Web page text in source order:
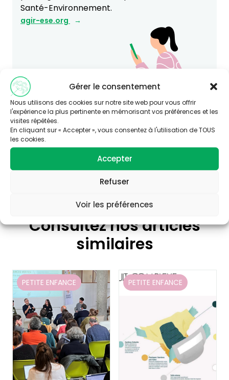
Gérer le consentement
Nous utilisons des cookies sur notre site web pour vous offrir
l'expérience la plus pertinente en mémorisant vos préférences et les
visites répétées.
En cliquant sur « Accepter », vous consentez à l'utilisation de TOUS
les cookies.
Accepter
Refuser
Voir les préférences
Santé-Environnement.
agir-ese.org
Consultez nos articles
similaires
PETITE ENFANCE PETITE ENFANCE